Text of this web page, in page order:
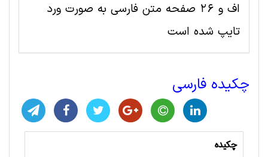
اف و 26 صفحه متن فارسی به صورت ورد
تایپ شده است
چکیده فارسی
چکیده